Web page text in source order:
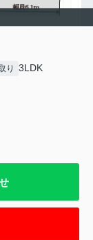
り 3LDK